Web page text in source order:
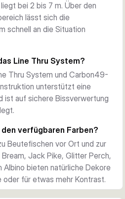
Führung
im Kopfbereich lässt sich die
anpassen. Mit moderat
Lauftiefe von 2 bis
große Räuber
3D Whitefish Shad XL klar auf
Beutefischprofilen
und die Rassel im
und Reiz bei anspruchsvollen
bei 2 bis 7 m. Über den
lässt sich die
schnell an die Situation
Line Thru System?
Thru System und Carbon49-
unterstützt eine
ist auf sichere Bissverwertung
verfügbaren Farben?
Beutefischen vor Ort und zur
Jack Pike, Glitter Perch,
bieten natürliche Dekore
oder für etwas mehr Kontrast.